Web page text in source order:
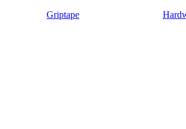
Griptape